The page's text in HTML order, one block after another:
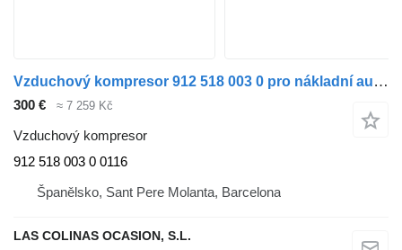
Vzduchový kompresor 912 518 003 0 pro nákladní auta DAF Serie XF105.XXX
300 € ≈ 7 259 Kč
Vzduchový kompresor
912 518 003 0 0116
Španělsko, Sant Pere Molanta, Barcelona
LAS COLINAS OCASION, S.L.